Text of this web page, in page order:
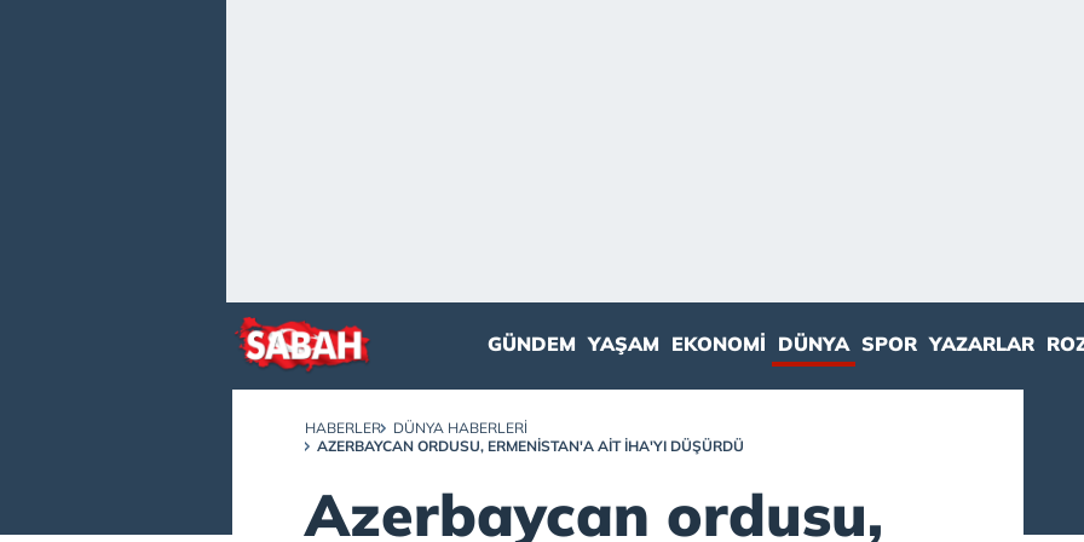
GÜNDEM YAŞAM EKONOMI DÜNYA SPOR YAZARLAR
HABERLER
DÜNYA HABERLERI
AZERBAYCAN ORDUSU, ERMENISTAN'A AIT İHA'YI DÜŞÜRDÜ
Azerbaycan ordusu,